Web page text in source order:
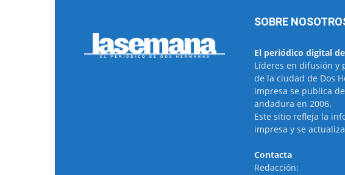
SOBRE
El periódico digital
Líderes en difusión y
de la ciudad de Dos
impresa se publica
andadura en 2006.
Este sitio refleja la
impresa y se
Contacta
Redacción: